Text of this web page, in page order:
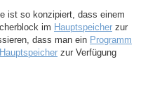
ist so konzipiert, dass einem
im Hauptspeicher zur
dass man ein Programm
Hauptspeicher zur Verfügung